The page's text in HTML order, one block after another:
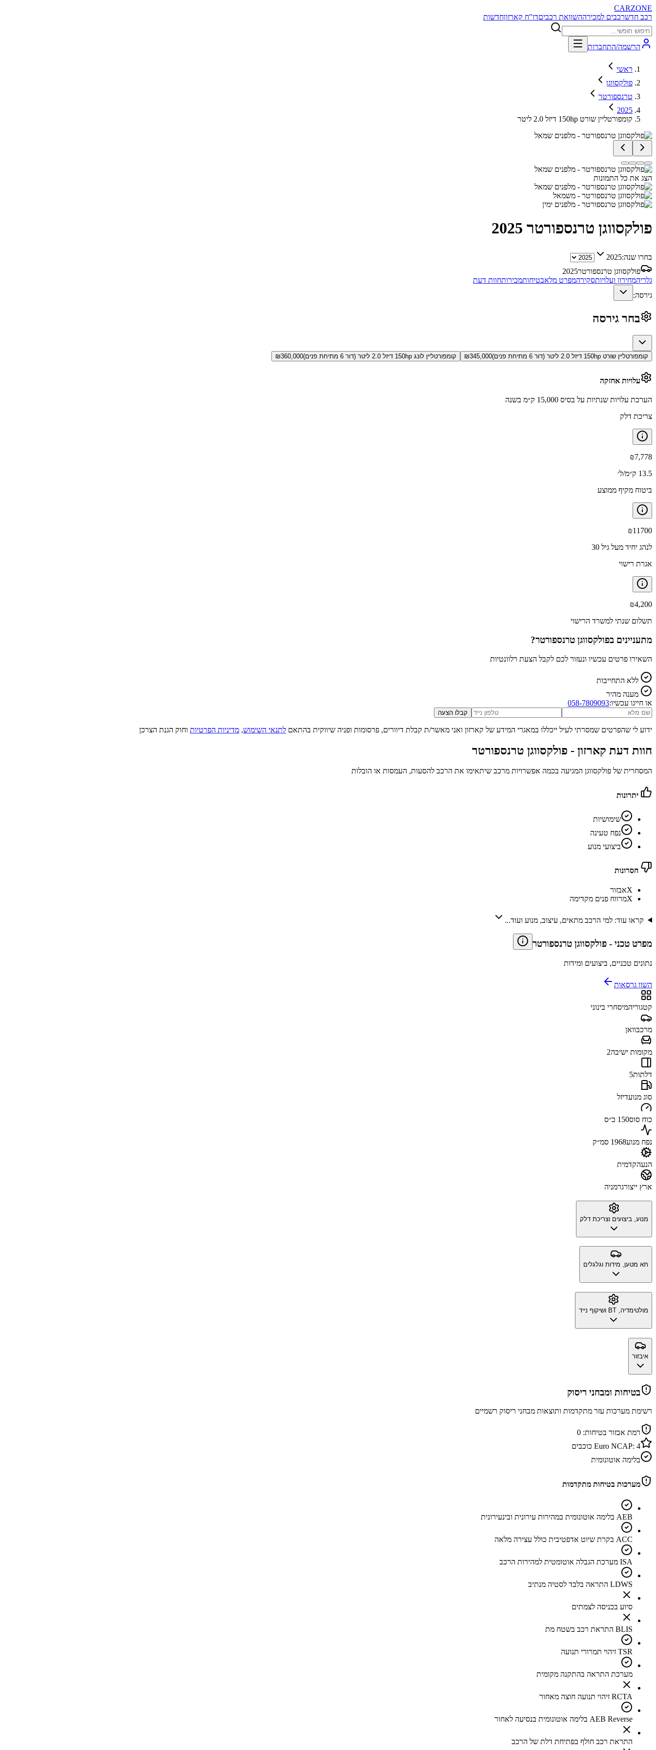
CARZONE
רכב חדשרכבים למכירההשוואת רכביםדו"ח קארזוןחדשות
הרשמה/התחברות
ראשי
פולקסווגן
טרנספורטר
2025
קומפורטליין שורט 150hp דיזל 2.0 ליטר
הצג את כל התמונות
פולקסווגן טרנספורטר 2025
בחרו שנה:2025
פולקסווגן טרנספורטר2025
גלריהמחירון ועלויותסקירהמפרט מלאבטיחותמכירותחוות דעת
גירסה:
בחר גירסה
קומפורטליין שורט 150hp דיזל 2.0 ליטר (דור 6 מתיחת פנים) ₪345,000 קומפורטליין לונג 150hp דיזל 2.0 ליטר (דור 6 מתיחת פנים) ₪360,000
עלויות אחזקה
הערכת עלויות שנתיות על בסיס 15,000 ק״מ בשנה
צריכת דלק
₪7,778
13.5 ק״מ/ל׳
ביטוח מקיף ממוצע
₪11700
לנהג יחיד מעל גיל 30
אגרת רישוי
₪4,200
תשלום שנתי למשרד הרישוי
מתעניינים בפולקסווגן טרנספורטר?
השאירו פרטים עכשיו ונעזור לכם לקבל הצעת רלוונטיות
ללא התחייבות
מענה מהיר
או חייגו עכשיו:058-7809093
קבלו הצעה
ידוע לי שהפרטים שמסרתי לעיל ייכללו במאגרי המידע של קארזון ואני מאשר/ת קבלת דיוורים, פרסומות ופניה שיווקית בהתאם לתנאי השימוש, מדיניות הפרטיות וחוק הגנת הצרכן
חוות דעת קארזון - פולקסווגן טרנספורטר
המסחרית של פולקסווגן המגיעה בכמה אפשרויות מרכב שיתאימו את הרכב להסעות, העמסות או הובלות
יתרונות
שימושיות
נפח טעינה
ביצועי מנוע
חסרונות
Xאבזור
Xמרווח פנים מקדימה
קראו עוד: למי הרכב מתאים, עיצוב, מנוע ועוד...
מפרט טכני - פולקסווגן טרנספורטר
נתונים טכניים, ביצועים ומידות
השוו גרסאות
קטגוריהמיסחרי בינוני
מרכבוואן
מקומות ישיבה2
דלתות5
סוג מנועדיזל
כוח סוס150 כ״ס
נפח מנוע1968 סמ״ק
הנעהקדמית
ארץ ייצורגרמניה
מנוע, ביצועים וצריכת דלק
תא מטען, מידות וגלגלים
מולטימדיה, BT ושיקוף נייד
איבזור
בטיחות ומבחני ריסוק
רשימת מערכות עזר מתקדמות ותוצאות מבחני ריסוק רשמיים
רמת אבזור בטיחות: 0
Euro NCAP: 4
כוכבים
בלימה אוטונומית
מערכות בטיחות מתקדמות
AEB בלימה אוטונומית במהירות עירונית ובינעירונית
ACC בקרת שיוט אדפטיבית כולל עצירה מלאה
ISA מערכת הגבלה אוטומטית למהירות הרכב
LDWS התראה בלבד לסטיה מנתיב
סיוע בכניסה לצמתים
BLIS התראת רכב בשטח מת
TSR זיהוי תמרורי תנועה
מערכת התראה בהתקנה מקומית
RCTA זיהוי תנועה חוצה מאחור
AEB Reverse בלימה אוטונומית בנסיעה לאחור
התראת רכב חולף בפתיחת דלת של הרכב